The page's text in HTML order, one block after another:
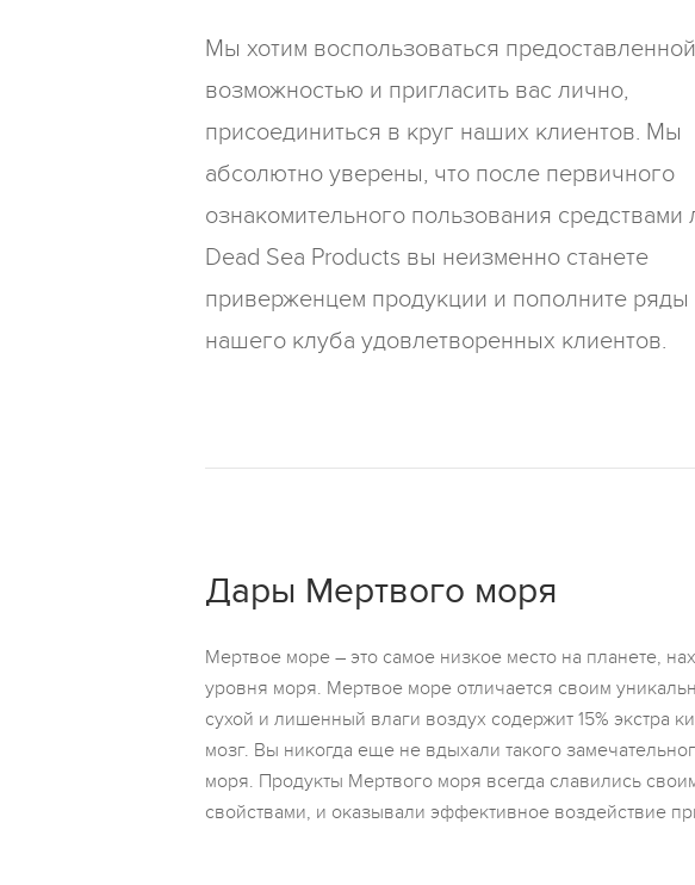
Мы хотим воспользоваться предоставленной
возможностью и пригласить вас лично,
присоединиться в круг наших клиентов. Мы
абсолютно уверены, что после первичного
ознакомительного пользования средствами
Dead Sea Products вы неизменно станете
приверженцем продукции и пополните ряды
нашего клуба удовлетворенных клиентов.
Дары Мертвого моря
Мертвое море – это самое низкое место на планете,
уровня моря. Мертвое море отличается своим
сухой и лишенный влаги воздух содержит 15% экстра
мозг. Вы никогда еще не вдыхали такого
моря. Продукты Мертвого моря всегда славились
свойствами, и оказывали эффективное воздействие